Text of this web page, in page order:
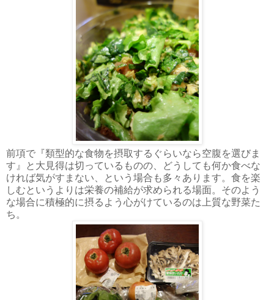
前項で『類型的な食物を摂取するぐらいなら空腹を選びま
す』と大見得は切っているものの、どうしても何か食べな
ければ気がすまない、という場合も多々あります。食を楽
しむというよりは栄養の補給が求められる場面。そのよう
な場合に積極的に摂るよう心がけているのは上質な野菜た
ち。